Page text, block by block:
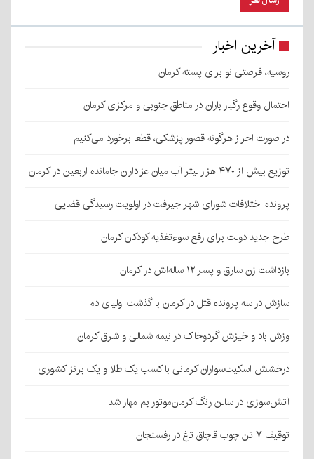
آخرین اخبار
روسیه، فرصتی نو برای پسته کرمان
احتمال وقوع رگبار باران در مناطق جنوبی و مرکزی کرمان
در صورت احراز هرگونه قصور پزشکی، قطعا برخورد می‌کنیم
توزیع بیش از ۴۷۰ هزار لیتر آب میان عزاداران جامانده اربعین در کرمان
پرونده اختلافات شورای شهر جیرفت در اولویت رسیدگی قضایی
طرح جدید دولت برای رفع سوءتغذیه کودکان کرمان
بازداشت زن سارق و پسر ۱۲ ساله‌اش در کرمان
سازش در سه پرونده قتل در کرمان با گذشت اولیای دم
وزش باد و خیزش گردوخاک در نیمه شمالی و شرق کرمان
درخشش اسکیت‌سواران کرمانی با کسب یک طلا و یک برنز کشوری
آتش‌سوزی در سالن رنگ کرمان‌موتور بم مهار شد
توقیف ۷ تن چوب قاچاق تاغ در رفسنجان